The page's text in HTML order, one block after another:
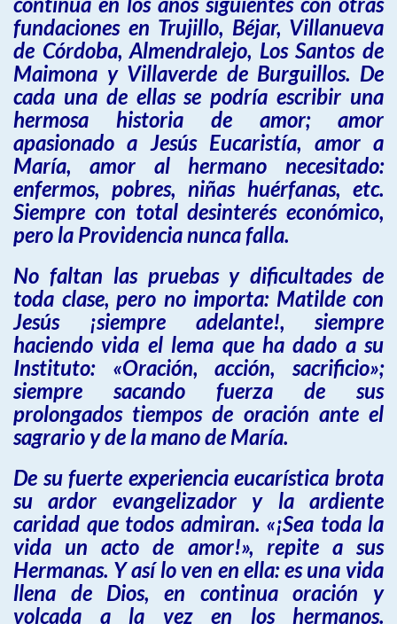
fundaciones en Trujillo, Béjar, Villanueva
de Córdoba, Almendralejo, Los Santos de
Maimona y Villaverde de Burguillos. De
cada una de ellas se podría escribir una
hermosa historia de amor; amor
apasionado a Jesús Eucaristía, amor a
María, amor al hermano necesitado:
enfermos, pobres, niñas huérfanas, etc.
Siempre con total desinterés económico,
pero la Providencia nunca falla.
No faltan las pruebas y dificultades de
toda clase, pero no importa: Matilde con
Jesús ¡siempre adelante!, siempre
haciendo vida el lema que ha dado a su
Instituto: «Oración, acción, sacrificio»;
siempre sacando fuerza de sus
prolongados tiempos de oración ante el
sagrario y de la mano de María.
De su fuerte experiencia eucarística brota
su ardor evangelizador y la ardiente
caridad que todos admiran. «¡Sea toda la
vida un acto de amor!», repite a sus
Hermanas. Y así lo ven en ella: es una vida
llena de Dios, en continua oración y
volcada a la vez en los hermanos.